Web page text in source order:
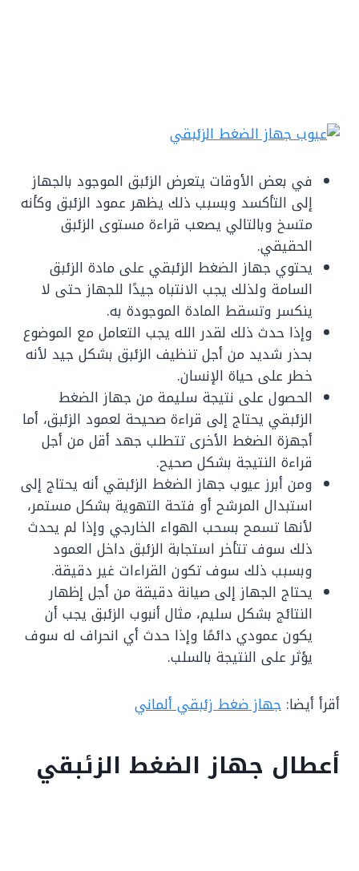
في بعض الأوقات يتعرض الزئبق الموجود بالجهاز
إلى التأكسد وبسبب ذلك يظهر عمود الزئبق وكأنه
متسخ وبالتالي يصعب قراءة مستوى الزئبق
الحقيقي.
يحتوي جهاز الضغط الزئبقي على مادة الزئبق
السامة ولذلك يجب الانتباه جيدًا للجهاز حتى لا
ينكسر وتسقط المادة الموجودة به.
وإذا حدث ذلك لقدر الله يجب التعامل مع الموضوع
بحذر شديد من أجل تنظيف الزئبق بشكل جيد لأنه
خطر على حياة الإنسان.
الحصول على نتيجة سليمة من جهاز الضغط
الزئبقي يحتاج إلى قراءة صحيحة لعمود الزئبق، أما
أجهزة الضغط الأخرى تتطلب جهد أقل من أجل
قراءة النتيجة بشكل صحيح.
ومن أبرز عيوب جهاز الضغط الزئبقي أنه يحتاج إلى
استبدال المرشح أو فتحة التهوية بشكل مستمر،
لأنها تسمح بسحب الهواء الخارجي وإذا لم يحدث
ذلك سوف تتأخر استجابة الزئبق داخل العمود
وبسبب ذلك سوف تكون القراءات غير دقيقة.
يحتاج الجهاز إلى صيانة دقيقة من أجل إظهار
النتائج بشكل سليم، مثال أنبوب الزئبق يجب أن
يكون عمودي دائمًا وإذا حدث أي انحراف له سوف
يؤثر على النتيجة بالسلب.
أقرأ أيضا: جهاز ضغط زئبقي ألماني
أعطال جهاز الضغط الزئبقي